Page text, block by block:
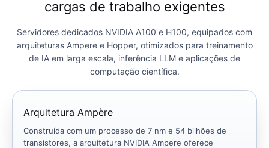
cargas de trabalho exigentes
Servidores dedicados NVIDIA A100 e H100, equipados com
arquiteturas Ampere e Hopper, otimizados para treinamento
de IA em larga escala, inferência LLM e aplicações de
computação científica.
Arquitetura Ampère
Construída com um processo de 7 nm e 54 bilhões de
transistores, a arquitetura NVIDIA Ampere oferece